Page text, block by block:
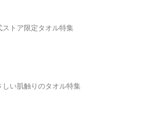
ストア限定タオル特集
しい肌触りのタオル特集